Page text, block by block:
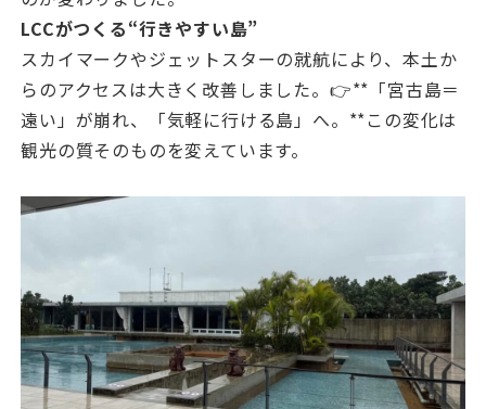
LCCがつくる“行きやすい島”
スカイマークやジェットスターの就航により、本土か
らのアクセスは大きく改善しました。👉**「宮古島＝
遠い」が崩れ、「気軽に行ける島」へ。**この変化は
観光の質そのものを変えています。